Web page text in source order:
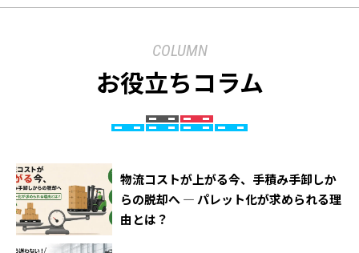
COLUMN
お役立ちコラム
物流コストが上がる今、手積み手卸しか
らの脱却へ ― パレット化が求められる理
由とは？